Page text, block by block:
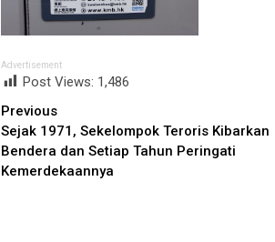
Advertisement
Post Views: 1,486
Continue
Reading
Previous
Sejak 1971, Sekelompok Teroris Kibarkan
Bendera dan Setiap Tahun Peringati
Kemerdekaannya